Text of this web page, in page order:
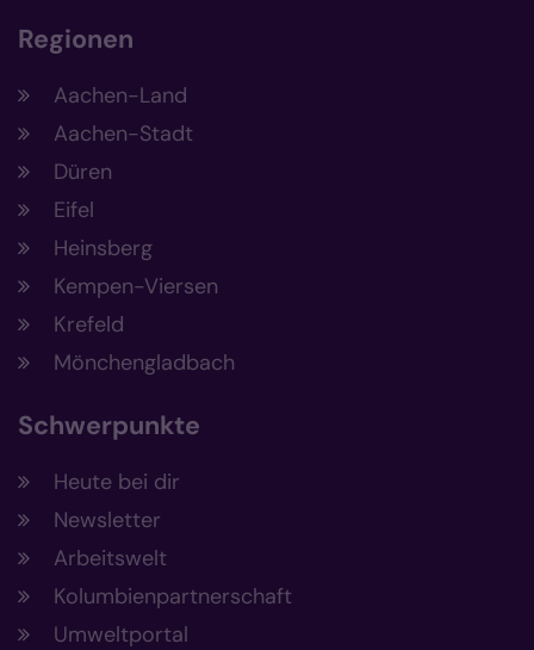
Regionen
Aachen-Land
Aachen-Stadt
Düren
Eifel
Heinsberg
Kempen-Viersen
Krefeld
Mönchengladbach
Schwerpunkte
Heute bei dir
Newsletter
Arbeitswelt
Kolumbienpartnerschaft
Umweltportal